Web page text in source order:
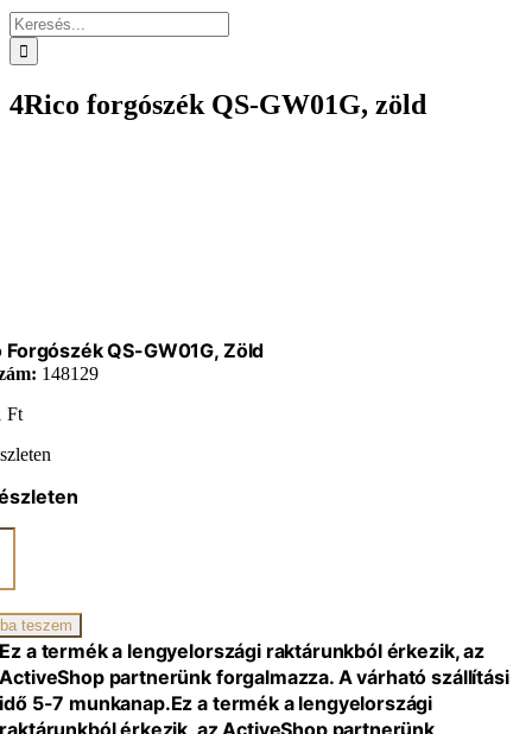
Keresés...
4Rico forgószék QS-GW01G, zöld
Forgószék QS-GW01G, Zöld
148129
Ft
teszem
Ez a termék a lengyelországi raktárunkból érkezik, az
ActiveShop partnerünk forgalmazza. A várható szállítási
idő 5-7 munkanap.Ez a termék a lengyelországi
raktárunkból érkezik, az ActiveShop partnerünk